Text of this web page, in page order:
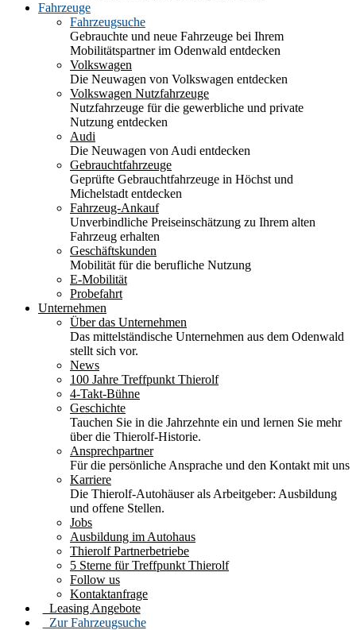
Fahrzeuge
Fahrzeugsuche
Gebrauchte und neue Fahrzeuge bei Ihrem
Mobilitätspartner im Odenwald entdecken
Volkswagen
Die Neuwagen von Volkswagen entdecken
Volkswagen Nutzfahrzeuge
Nutzfahrzeuge für die gewerbliche und private
Nutzung entdecken
Audi
Die Neuwagen von Audi entdecken
Gebrauchtfahrzeuge
Geprüfte Gebrauchtfahrzeuge in Höchst und
Michelstadt entdecken
Fahrzeug-Ankauf
Unverbindliche Preiseinschätzung zu Ihrem alten
Fahrzeug erhalten
Geschäftskunden
Mobilität für die berufliche Nutzung
E-Mobilität
Probefahrt
Unternehmen
Über das Unternehmen
Das mittelständische Unternehmen aus dem Odenwald
stellt sich vor.
News
100 Jahre Treffpunkt Thierolf
4-Takt-Bühne
Geschichte
Tauchen Sie in die Jahrzehnte ein und lernen Sie mehr
über die Thierolf-Historie.
Ansprechpartner
Für die persönliche Ansprache und den Kontakt mit uns
Karriere
Die Thierolf-Autohäuser als Arbeitgeber: Ausbildung
und offene Stellen.
Jobs
Ausbildung im Autohaus
Thierolf Partnerbetriebe
5 Sterne für Treffpunkt Thierolf
Follow us
Kontaktanfrage
Leasing Angebote
Zur Fahrzeugsuche